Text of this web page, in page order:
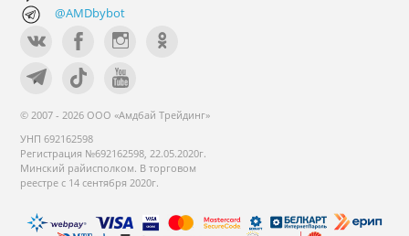
@AMDbybot
© 2007 - 2026 ООО «Амдбай Трейдинг»
УНП 692162598
Регистрация №692162598, 22.05.2020г.
Минский райисполком. В торговом
реестре с 14 сентября 2020г.